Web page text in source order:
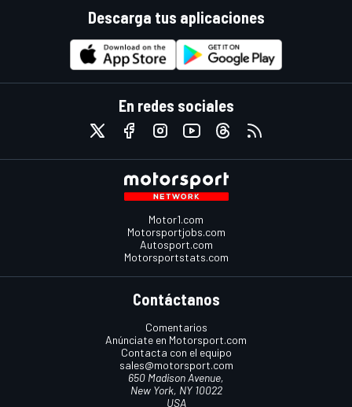
Descarga tus aplicaciones
En redes sociales
Motor1.com
Motorsportjobs.com
Autosport.com
Motorsportstats.com
Contáctanos
Comentarios
Anúnciate en Motorsport.com
Contacta con el equipo
sales@motorsport.com
650 Madison Avenue,
New York, NY 10022
USA